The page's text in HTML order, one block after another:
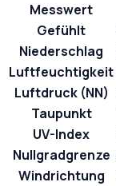
Messwert
Gefühlt
Niederschlag
Luftfeuchtigkeit
Luftdruck (NN)
Taupunkt
UV-Index
Nullgradgrenze
Windrichtung